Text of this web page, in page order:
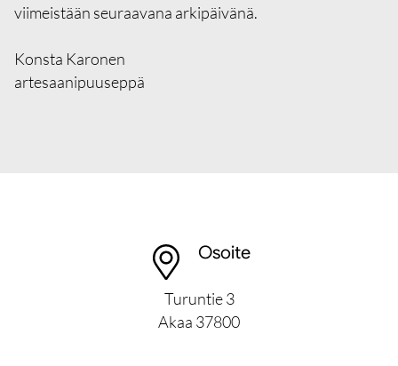
viimeistään seuraavana arkipäivänä.
Konsta Karonen
artesaanipuuseppä
Osoite
Turuntie 3
Akaa 37800